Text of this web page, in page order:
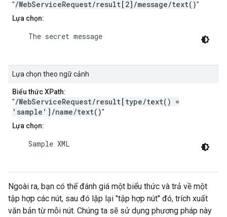
"/WebServiceRequest/result[2]/message/text()"
Lựa chọn:
    The secret message
Lựa chọn theo ngữ cảnh
Biểu thức XPath:
"/WebServiceRequest/result[type/text() =
'sample']/name/text()"
Lựa chọn:
    Sample XML
Ngoài ra, bạn có thể đánh giá một biểu thức và trả về một
tập hợp các nút, sau đó lặp lại "tập hợp nút" đó, trích xuất
văn bản từ mỗi nút. Chúng ta sẽ sử dụng phương pháp này